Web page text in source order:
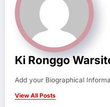
Ki Ronggo
Add your Biographical
View All Posts